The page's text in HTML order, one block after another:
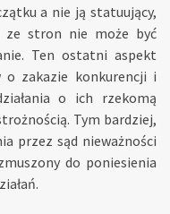
a nie ją statuujący,
ze stron nie może być
Ten ostatni aspekt
zakazie konkurencji i
o ich rzekomą
Tym bardziej,
przez sąd nieważności
do poniesienia